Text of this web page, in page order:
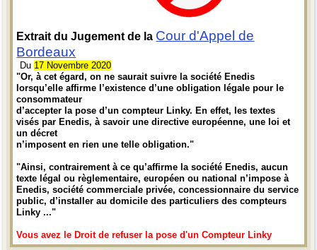
Extrait du Jugement de la Cour d'Appel de
Bordeaux
Du 17 Novembre 2020
"Or, à cet égard, on ne saurait suivre la société Enedis
lorsqu’elle affirme l’existence d’une obligation légale pour le
consommateur
d’accepter la pose d’un compteur Linky. En effet, les textes
visés par Enedis, à savoir une directive européenne, une loi et
un décret
n’imposent en rien une telle obligation."
"Ainsi, contrairement à ce qu’affirme la société Enedis, aucun
texte légal ou règlementaire, européen ou national n’impose à
Enedis, société commerciale privée, concessionnaire du service
public, d’installer au domicile des particuliers des compteurs
Linky ..."
Vous avez le Droit de refuser la pose d'un Compteur Linky